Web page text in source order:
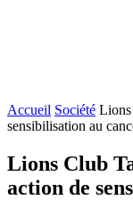
Accueil Société Lions
sensibilisation au
Lions Club
action de